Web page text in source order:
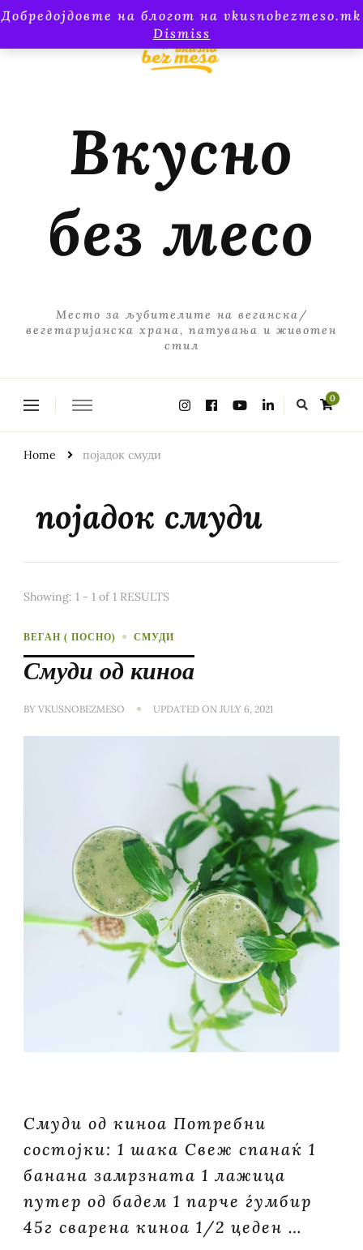
Добредојдовте на блогот на vkusnobezmeso.mk
Dismiss
Вкусно
без месо
Место за љубителите на веганска/
вегетаријанска храна, патувања и животен
стил
0
Home појадок смуди
појадок смуди
Showing: 1 - 1 of 1 RESULTS
ВЕГАН ( ПОСНО) СМУДИ
Смуди од киноа
BY VKUSNOBEZMESO UPDATED ON JULY 6, 2021
Смуди од киноа Потребни
состојки: 1 шака Свеж спанаќ 1
банана замрзната 1 лажица
путер од бадем 1 парче ѓумбир
45г сварена киноа 1/2 цеден …